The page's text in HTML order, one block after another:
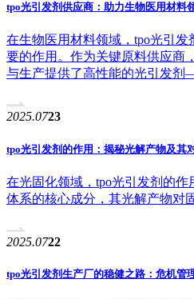
tpo光引发剂供应商：助力生物医用材料
在生物医用材料领域，tpo光引
要的作用。作为关键原料供应商
与生产提供了高性能的光引发剂
2025.0723
tpo光引发剂的作用：揭秘光解产物及其
在光固化领域，tpo光引发剂的
体系的核心成分，其光解产物对
2025.0722
tpo光引发剂生产厂的稳健之路：危机管